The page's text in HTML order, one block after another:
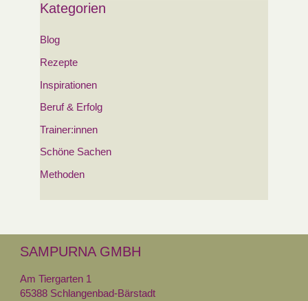
Kategorien
Blog
Rezepte
Inspirationen
Beruf & Erfolg
Trainer:innen
Schöne Sachen
Methoden
SAMPURNA GMBH
Am Tiergarten 1
65388 Schlangenbad-Bärstadt